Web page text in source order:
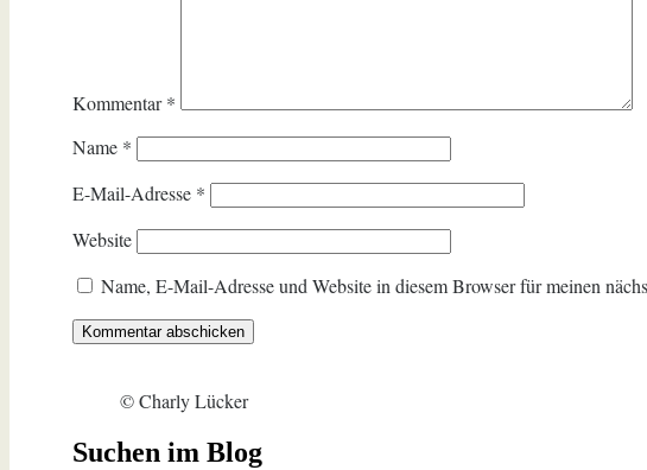
Kommentar*
Name *
E-Mail-Adresse *
Website
Name, E-Mail-Adresse und Website in diesem Browser für meinen
© Charly Lücker
Suchen im Blog